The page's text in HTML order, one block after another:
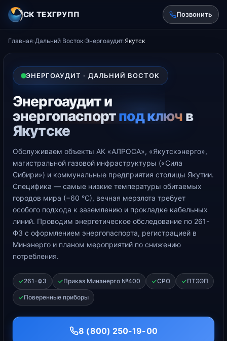
СК ТЕХГРУПП Позвонить
Главная›Дальний Восток›Энергоаудит›Якутск
ЭНЕРГОАУДИТ · ДАЛЬНИЙ ВОСТОК
Энергоаудит и
энергопаспортпод ключ в
Якутске
Обслуживаем объекты АК «АЛРОСА», «Якутскэнерго»,
магистральной газовой инфраструктуры («Сила
Сибири») и коммунальные предприятия столицы Якутии.
Специфика — самые низкие температуры обитаемых
городов мира (−60 °С), вечная мерзлота требует
особого подхода к заземлению и прокладке кабельных
линий. Проводим энергетическое обследование по 261-
ФЗ с оформлением энергопаспорта, регистрацией в
Минэнерго и планом мероприятий по снижению
потребления.
261-ФЗ Приказ Минэнерго №400 СРО ПТЭЭП
Поверенные приборы
8 (800) 250-19-00